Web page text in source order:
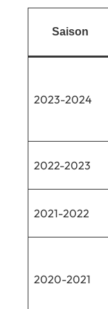
Saison
2023-2024
2022-2023
2021-2022
2020-2021